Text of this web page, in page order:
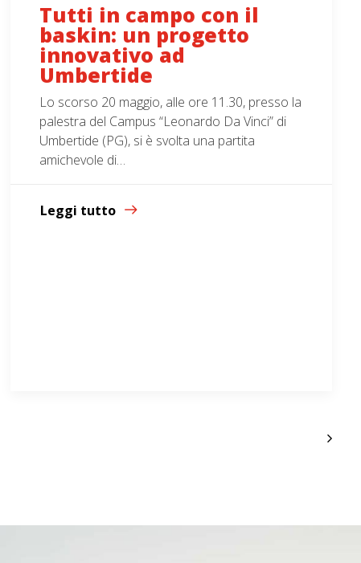
Tutti in campo con il
baskin: un progetto
innovativo ad
Umbertide
Lo scorso 20 maggio, alle ore 11.30, presso la
palestra del Campus “Leonardo Da Vinci” di
Umbertide (PG), si è svolta una partita
amichevole di…
Leggi tutto